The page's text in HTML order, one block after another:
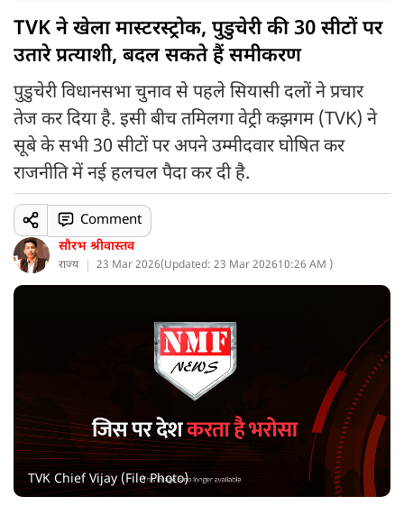
TVK ने खेला मास्टरस्ट्रोक, पुडुचेरी की 30 सीटों पर
उतारे प्रत्याशी, बदल सकते हैं समीकरण
पुडुचेरी विधानसभा चुनाव से पहले सियासी दलों ने प्रचार
तेज कर दिया है. इसी बीच तमिलगा वेट्री कझगम (TVK) ने
सूबे के सभी 30 सीटों पर अपने उम्मीदवार घोषित कर
राजनीति में नई हलचल पैदा कर दी है.
सौरभ श्रीवास्तव
राज्य 23 Mar 2026(Updated: 23 Mar 202610:26 AM )
Comment
TVK Chief Vijay (File Photo)